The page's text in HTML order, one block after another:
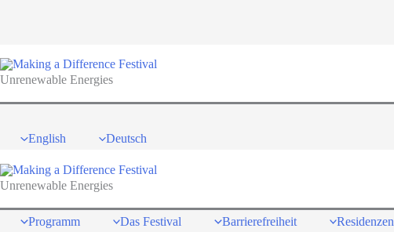
springen
Unrenewable Energies
English
Deutsch
Unrenewable Energies
Programm Das Festival Barrierefreiheit Residenzen